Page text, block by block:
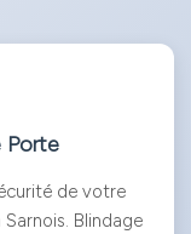
Porte
de votre
Blindage